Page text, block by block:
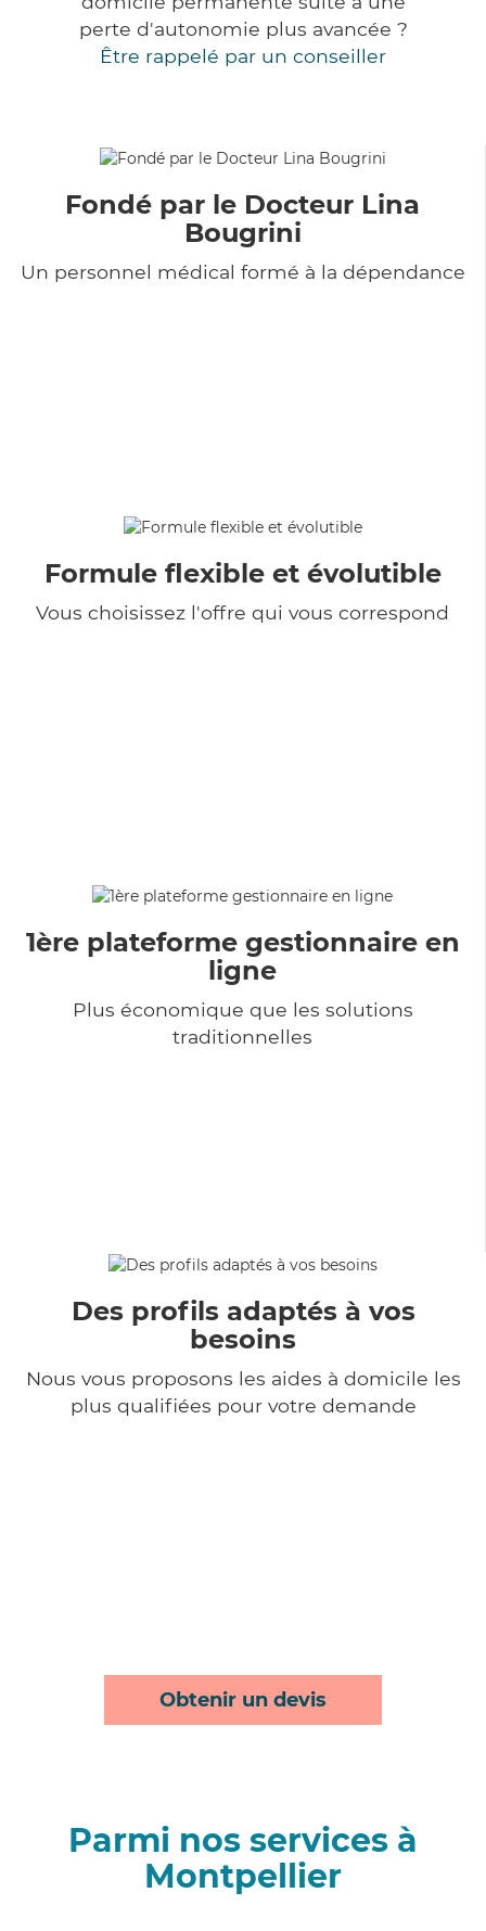
perte d'autonomie plus avancée ?
Être rappelé par un conseiller
Fondé par le Docteur Lina
Bougrini
Un personnel médical formé à la dépendance
Formule flexible et évolutible
Vous choisissez l'offre qui vous correspond
1ère plateforme gestionnaire en
ligne
Plus économique que les solutions
traditionnelles
Des profils adaptés à vos
besoins
Nous vous proposons les aides à domicile les
plus qualifiées pour votre demande
Obtenir un devis
Parmi nos services à
Montpellier